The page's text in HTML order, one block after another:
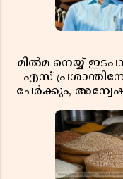
മിൽമ നെയ്യ്
എസ്
ചേർക്കും,